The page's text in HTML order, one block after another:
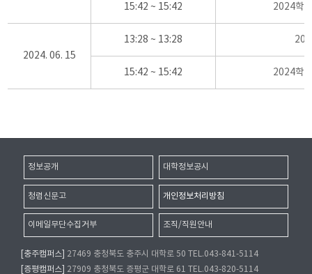
15:42 ~ 15:42 2024학
2024. 06. 15
13:28 ~ 13:28
15:42 ~ 15:42 2024학
정보공개 대학정보공시
청렴신문고 개인정보처리방침
이메일무단수집거부 조직/직원안내
[충주캠퍼스]
27469 충청북도 충주시 대학로 50 TEL.043-841-5114
[증평캠퍼스]
27909 충청북도 증평군 대학로 61 TEL.043-820-5114